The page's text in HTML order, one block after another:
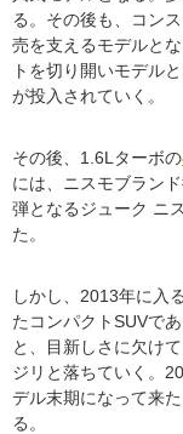
る。その後も、コン
売を支えるモデルと
トを切り開いモデル
が投入されていく。
その後、1.6Lターボの
には、ニスモブラン
弾となるジューク ニ
た。
しかし、2013年に入
たコンパクトSUVであ
と、目新しさに欠け
ジリと落ちていく。
デル末期になって来
る。